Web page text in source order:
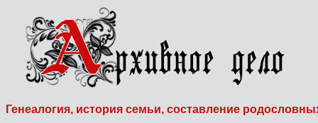
Генеалогия, история семьи, составление